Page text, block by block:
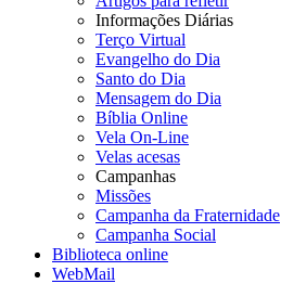
Informações Diárias
Terço Virtual
Evangelho do Dia
Santo do Dia
Mensagem do Dia
Bíblia Online
Vela On-Line
Velas acesas
Campanhas
Missões
Campanha da Fraternidade
Campanha Social
Biblioteca online
WebMail